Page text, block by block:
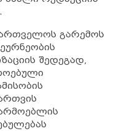
გარემოს
შედეგად,